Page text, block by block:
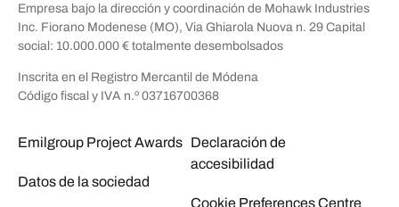
Empresa bajo la dirección y coordinación de Mohawk Industries
Inc. Fiorano Modenese (MO), Via Ghiarola Nuova n. 29 Capital
social: 10.000.000 € totalmente desembolsados
Inscrita en el Registro Mercantil de Módena
Código fiscal y IVA n.º 03716700368
Emilgroup Project Awards
Datos de la sociedad
Declaración de
accesibilidad
Cookie Preferences Centre